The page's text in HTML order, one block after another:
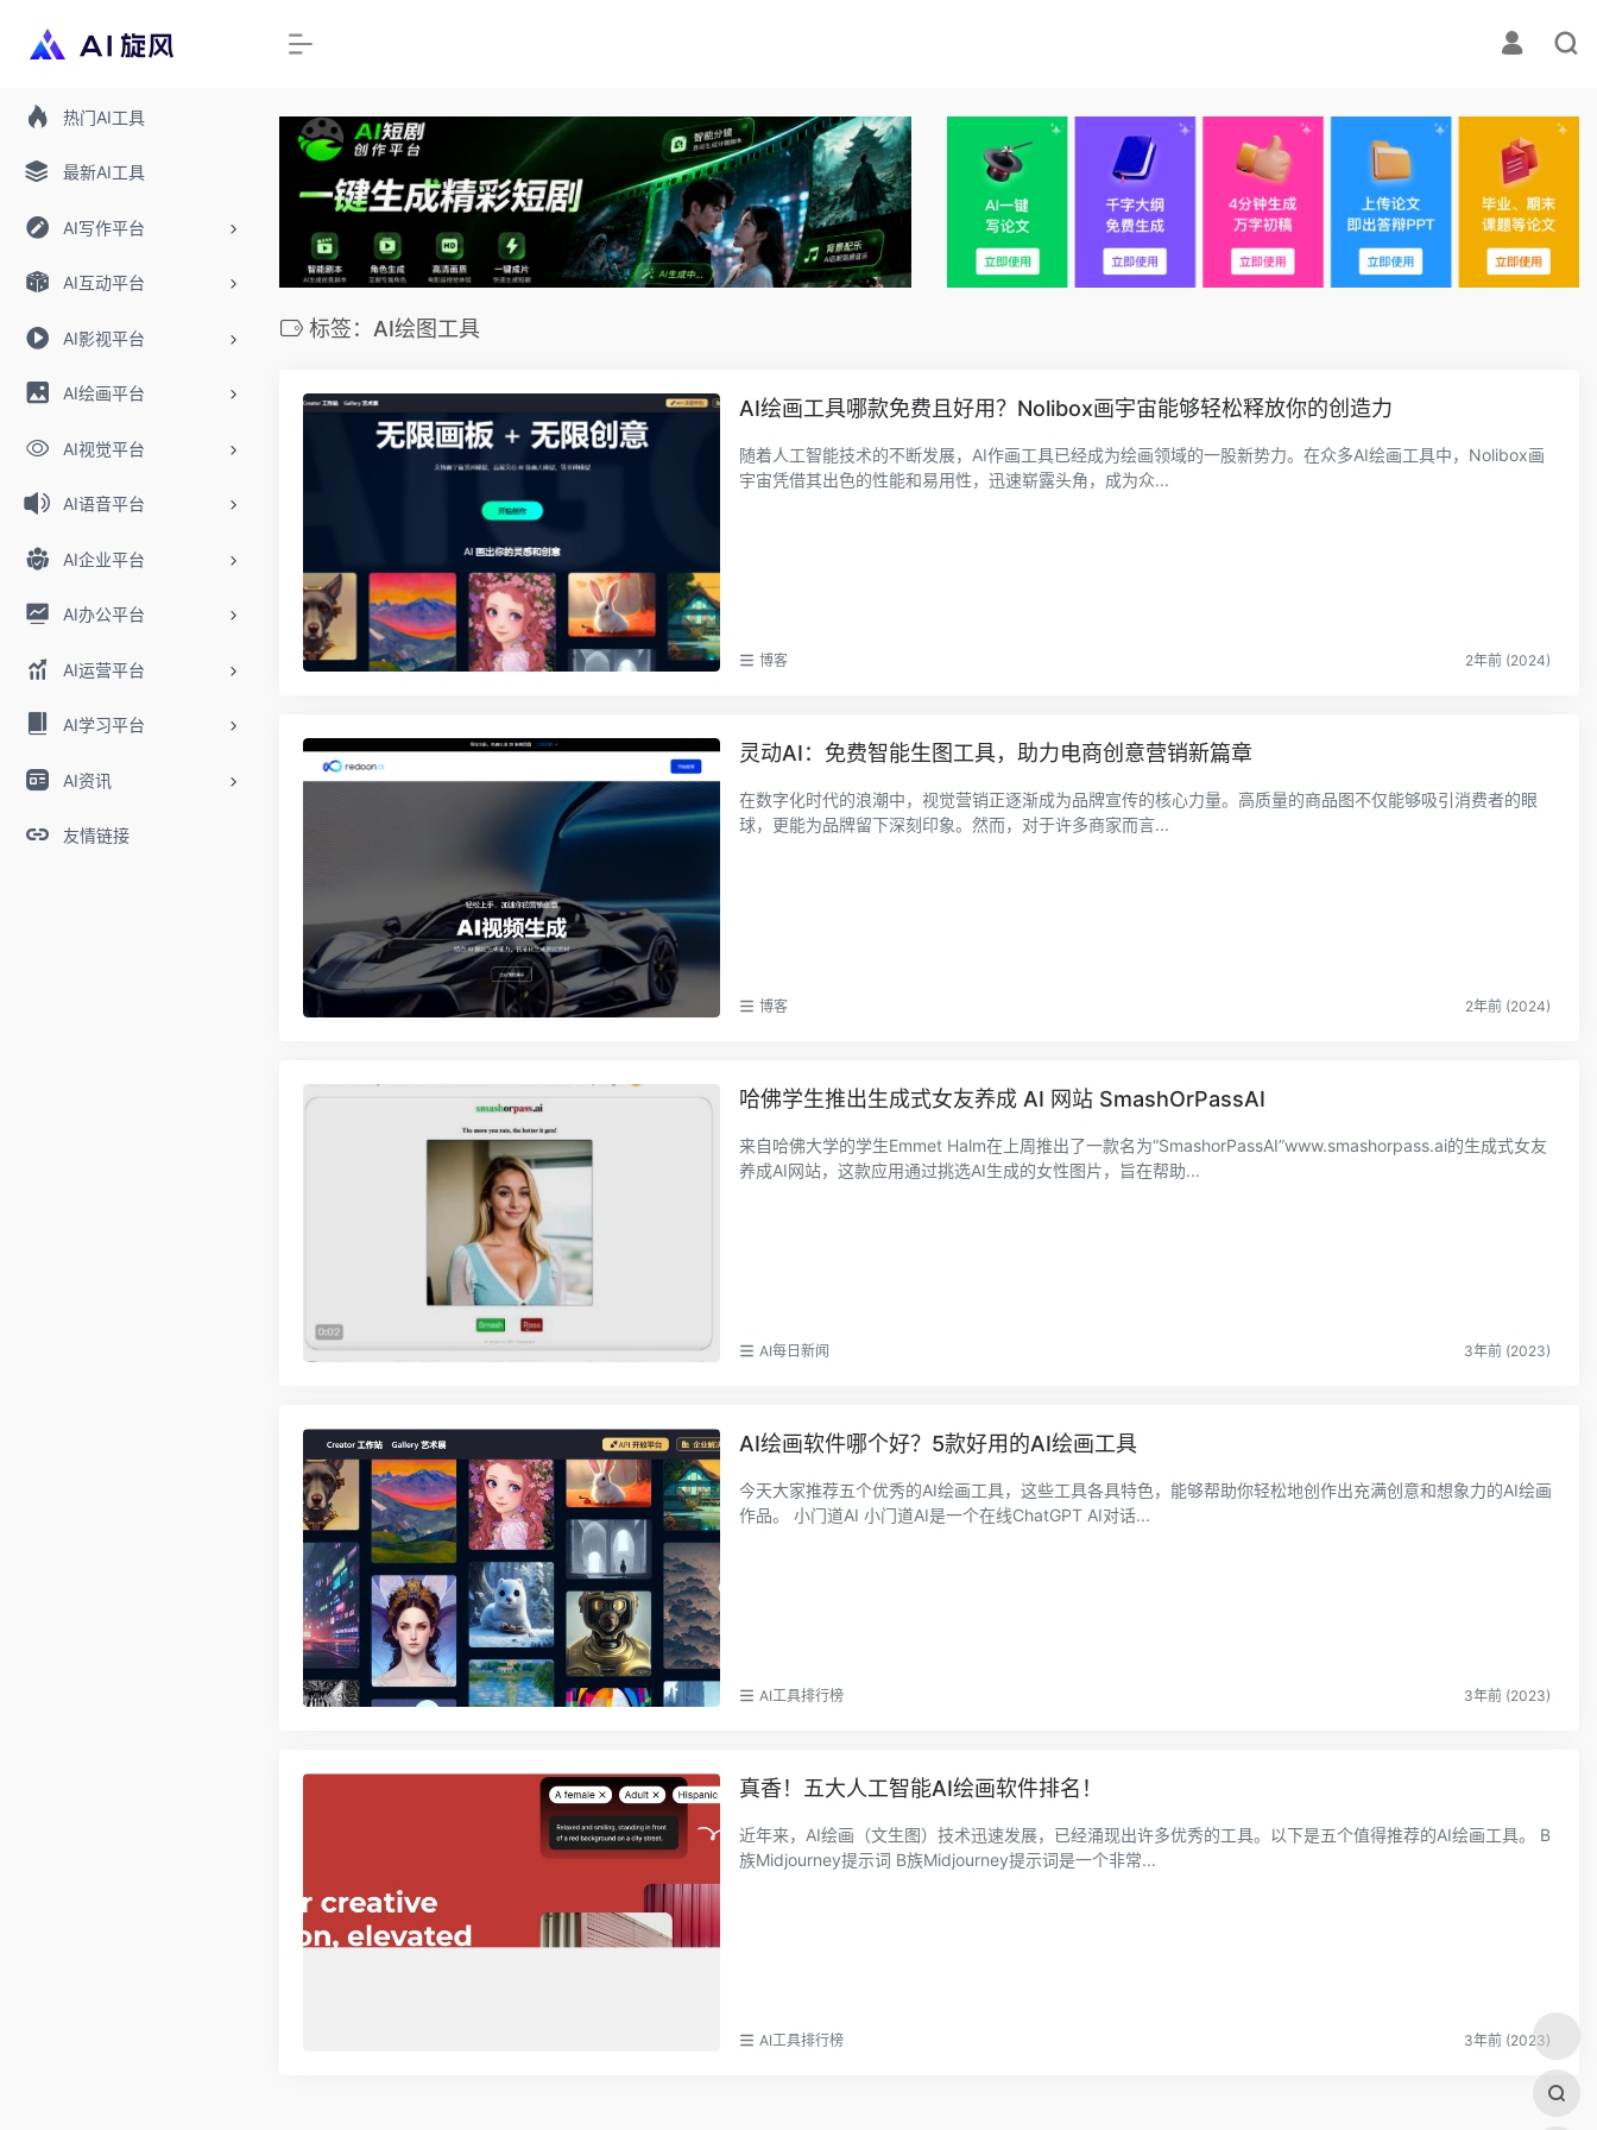
热门AI工具
最新AI工具
AI写作平台
AI互动平台
AI影视平台
AI绘画平台
AI视觉平台
AI语音平台
AI企业平台
AI办公平台
AI运营平台
AI学习平台
AI资讯
友情链接
标签：AI绘图工具
AI绘画工具哪款免费且好用？Nolibox画宇宙能够轻松释放你的创造力
随着人工智能技术的不断发展，AI作画工具已经成为绘画领域的一股新势力。在众多AI绘画工具中，Nolibox画
宇宙凭借其出色的性能和易用性，迅速崭露头角，成为众...
博客 2年前 (2024)
灵动AI：免费智能生图工具，助力电商创意营销新篇章
在数字化时代的浪潮中，视觉营销正逐渐成为品牌宣传的核心力量。高质量的商品图不仅能够吸引消费者的眼
球，更能为品牌留下深刻印象。然而，对于许多商家而言...
博客 2年前 (2024)
哈佛学生推出生成式女友养成 AI 网站 SmashOrPassAI
来自哈佛大学的学生Emmet Halm在上周推出了一款名为“SmashorPassAI”www.smashorpass.ai的生成式女友
养成AI网站，这款应用通过挑选AI生成的女性图片，旨在帮助...
AI每日新闻 3年前 (2023)
AI绘画软件哪个好？5款好用的AI绘画工具
今天大家推荐五个优秀的AI绘画工具，这些工具各具特色，能够帮助你轻松地创作出充满创意和想象力的AI绘画
作品。 小门道AI 小门道AI是一个在线ChatGPT AI对话...
AI工具排行榜 3年前 (2023)
真香！五大人工智能AI绘画软件排名！
近年来，AI绘画（文生图）技术迅速发展，已经涌现出许多优秀的工具。以下是五个值得推荐的AI绘画工具。 B
族Midjourney提示词 B族Midjourney提示词是一个非常...
AI工具排行榜 3年前 (2023)